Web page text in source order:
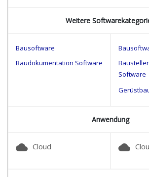
Weitere
Bausoftware
Baudokumentation Software
Software
Anwendung
cloud Cloud cloud